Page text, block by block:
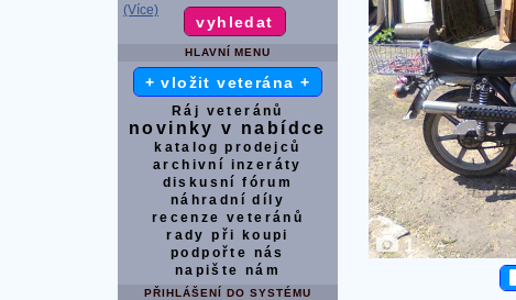
(Více)
HLAVNÍ MENU
+ vložit veterána +
Ráj veteránů
novinky v nabídce
katalog prodejců
archivní inzeráty
diskusní fórum
náhradní díly
recenze veteránů
rady při koupi
podpořte nás
napište nám
PŘIHLÁŠENÍ DO SYSTÉMU
1